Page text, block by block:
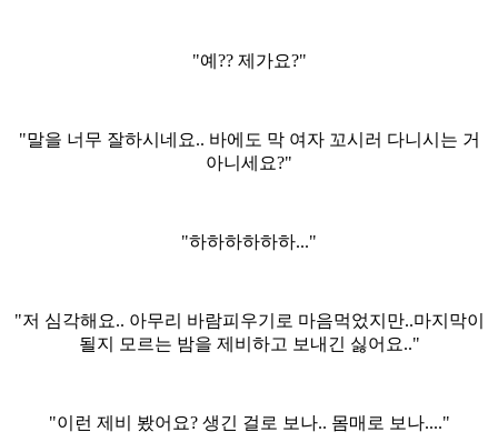
"예?? 제가요?"
"말을 너무 잘하시네요.. 바에도 막 여자 꼬시러 다니시는 거
아니세요?"
"하하하하하하..."
"저 심각해요.. 아무리 바람피우기로 마음먹었지만..마지막이
될지 모르는 밤을 제비하고 보내긴 싫어요.."
"이런 제비 봤어요? 생긴 걸로 보나.. 몸매로 보나...."